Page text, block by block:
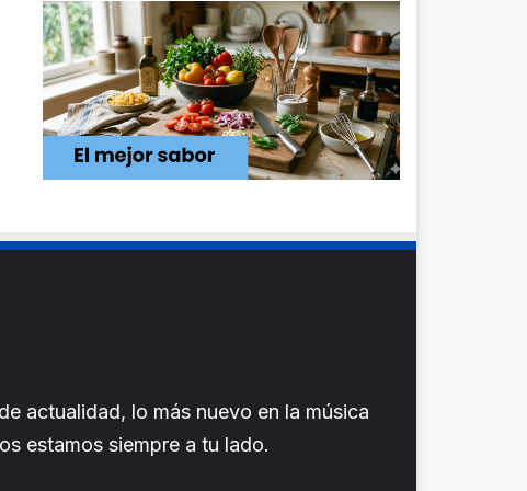
actualidad, lo más nuevo en la música
estamos siempre a tu lado.